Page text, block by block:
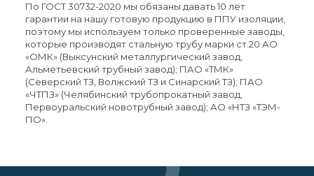
По ГОСТ 30732-2020 мы обязаны давать 10 лет
гарантии на нашу готовую продукцию в ППУ изоляции,
поэтому мы используем только проверенные заводы,
которые производят стальную трубу марки ст.20 АО
«ОМК» (Выксунский металлургический завод,
Альметьевский трубный завод); ПАО «ТМК»
(Северский ТЗ, Волжский ТЗ и Синарский ТЗ); ПАО
«ЧТПЗ» (Челябинский трубопрокатный завод,
Первоуральский новотрубный завод); АО «НТЗ «ТЭМ-
ПО».